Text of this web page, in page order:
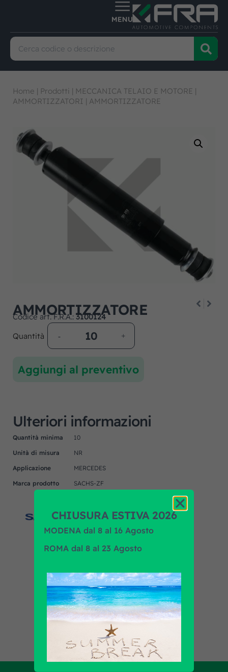
Home | Prodotti | MECCANICA TELAIO E MOTORE |
AMMORTIZZATORI | AMMORTIZZATORE
AMMORTIZZATORE
Codice art. F.R.A.: 3100124
Quantità
Aggiungi al preventivo
Ulteriori informazioni
Quantità minima
10
Unità di misura
NR
Applicazione
MERCEDES
Marca prodotto
SACHS-ZF
Scopri tutti i prodotti
CHIUSURA ESTIVA 2026
MODENA dal 8 al 16 Agosto
ROMA dal 8 al 23 Agosto